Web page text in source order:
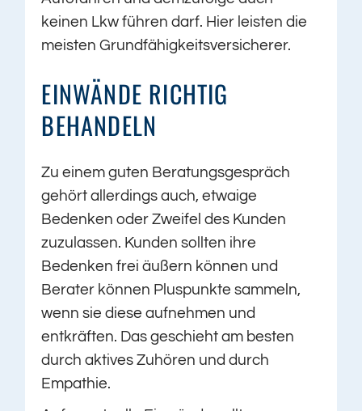
keinen Lkw führen darf. Hier leisten die
meisten Grundfähigkeitsversicherer.
EINWÄNDE RICHTIG
BEHANDELN
Zu einem guten Beratungsgespräch
gehört allerdings auch, etwaige
Bedenken oder Zweifel des Kunden
zuzulassen. Kunden sollten ihre
Bedenken frei äußern können und
Berater können Pluspunkte sammeln,
wenn sie diese aufnehmen und
entkräften. Das geschieht am besten
durch aktives Zuhören und durch
Empathie.